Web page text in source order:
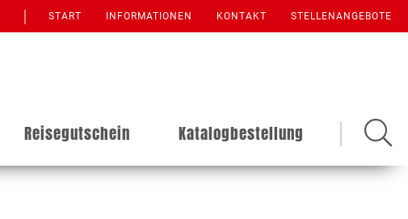
START INFORMATIONEN KONTAKT STELLENANGEBOTE
Reisegutschein Katalogbestellung